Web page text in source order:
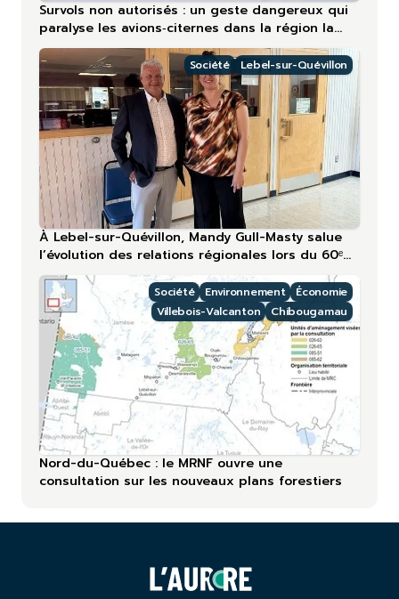
Survols non autorisés : un geste dangereux qui
paralyse les avions‑citernes dans la région la
plus touchée en 2026
Société Lebel-sur-Quévillon
À Lebel-sur-Quévillon, Mandy Gull-Masty salue
l’évolution des relations régionales lors du 60ᵉ
anniversaire
Société Environnement
Économie
Villebois-Valcanton
Chibougamau
Nord-du-Québec : le MRNF ouvre une
consultation sur les nouveaux plans forestiers